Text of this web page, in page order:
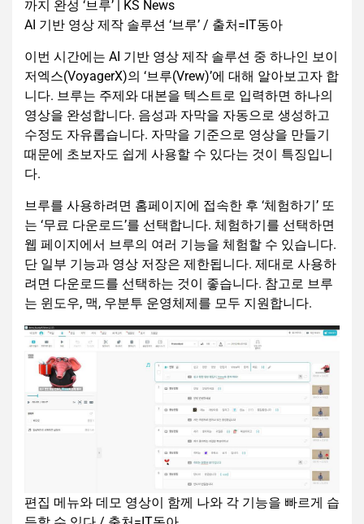
AI 기반 영상 제작 솔루션 ‘브루’ / 출처=IT동아
이번 시간에는 AI 기반 영상 제작 솔루션 중 하나인 보이
저엑스(VoyagerX)의 ‘브루(Vrew)’에 대해 알아보고자 합
니다. 브루는 주제와 대본을 텍스트로 입력하면 하나의
영상을 완성합니다. 음성과 자막을 자동으로 생성하고
수정도 자유롭습니다. 자막을 기준으로 영상을 만들기
때문에 초보자도 쉽게 사용할 수 있다는 것이 특징입니
다.
브루를 사용하려면 홈페이지에 접속한 후 ‘체험하기’ 또
는 ‘무료 다운로드’를 선택합니다. 체험하기를 선택하면
웹 페이지에서 브루의 여러 기능을 체험할 수 있습니다.
단 일부 기능과 영상 저장은 제한됩니다. 제대로 사용하
려면 다운로드를 선택하는 것이 좋습니다. 참고로 브루
는 윈도우, 맥, 우분투 운영체제를 모두 지원합니다.
편집 메뉴와 데모 영상이 함께 나와 각 기능을 빠르게 습